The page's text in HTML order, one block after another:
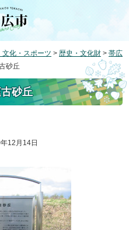
文化・スポーツ > 歴史・文化財 > 帯広
砂丘
砂丘
12月14日